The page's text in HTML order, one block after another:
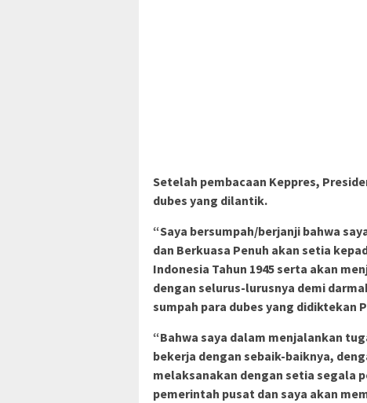
Setelah pembacaan Keppres,
dubes yang dilantik.
“Saya bersumpah/berjanji bahwa
dan Berkuasa Penuh akan setia
Indonesia Tahun 1945 serta akan
dengan selurus-lurusnya demi
sumpah para dubes yang didiktekan
“Bahwa saya dalam menjalankan
bekerja dengan sebaik-baiknya,
melaksanakan dengan setia segala
pemerintah pusat dan saya akan